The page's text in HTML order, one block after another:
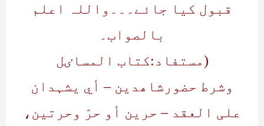
قبول کیا جائے۔۔۔واللہ اعلم
بالصواب۔
(مستفاد:کتاب المساٸل
وشرط حضورشاھدین – أي یشہدان
علی العقد – حرین أو حرّ وحرتین،